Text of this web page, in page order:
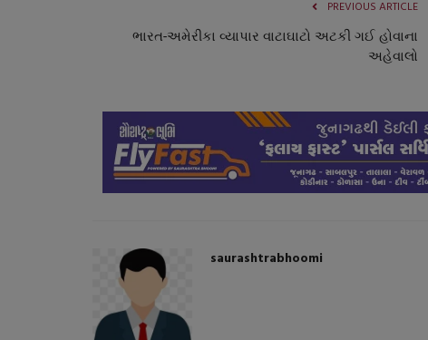
PREVIOUS ARTICLE
ભારત-અમેરીકા વ્યાપાર વાટાઘાટો અટકી ગઈ હોવાના
અહેવાલો
saurashtrabhoomi